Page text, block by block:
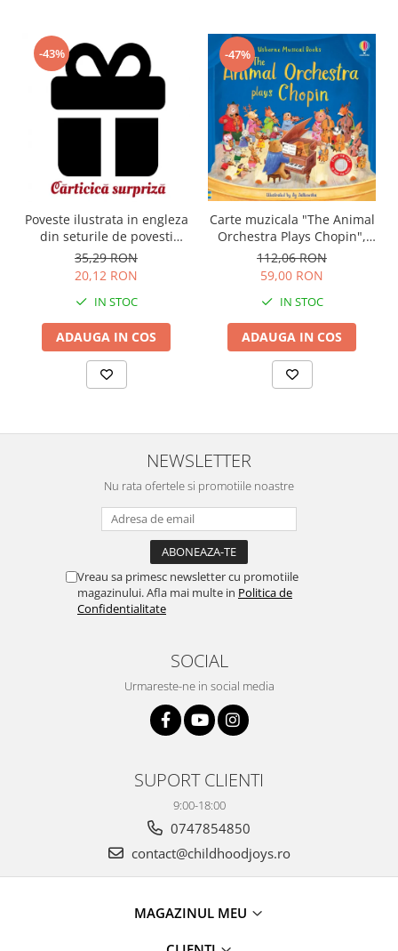
-43%
Poveste ilustrata in engleza
din seturile de povesti
Usborne
35,29 RON
20,12 RON
IN STOC
ADAUGA IN COS
-47%
Carte muzicala "The Animal
Orchestra Plays Chopin",
cartonata, Usborne
112,06 RON
59,00 RON
IN STOC
ADAUGA IN COS
NEWSLETTER
Nu rata ofertele si promotiile noastre
Vreau sa primesc newsletter cu promotiile
magazinului. Afla mai multe in Politica de
Confidentialitate
SOCIAL
Urmareste-ne in social media
SUPORT CLIENTI
9:00-18:00
0747854850
contact@childhoodjoys.ro
MAGAZINUL MEU